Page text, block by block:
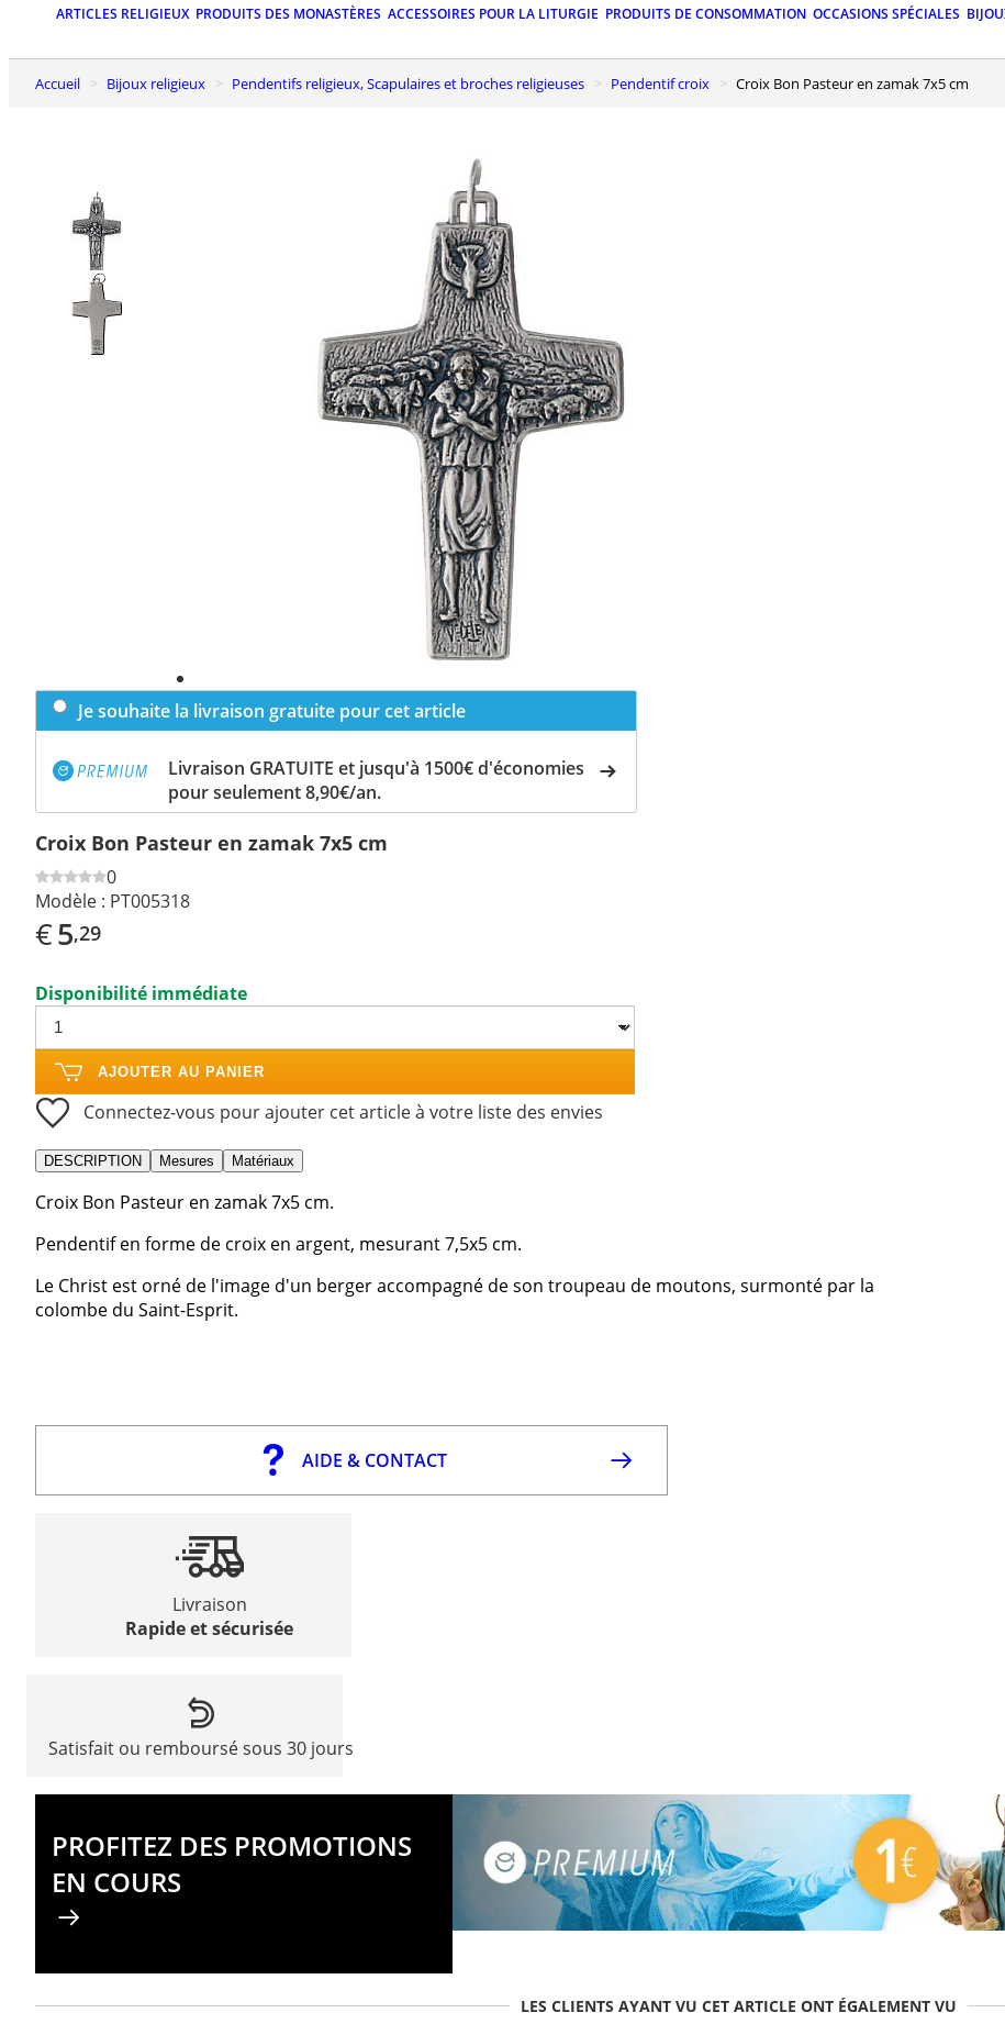
ARTICLES RELIGIEUX PRODUITS DES MONASTÈRES ACCESSOIRES POUR LA LITURGIE PRODUITS DE CONSOMMATION OCCASIONS SPÉCIALES
Accueil Bijoux religieux Pendentifs religieux, Scapulaires et broches religieuses Pendentif croix Croix Bon Pasteur en zamak 7x5 cm
Je souhaite la livraison gratuite pour cet article
Livraison GRATUITE et jusqu'à 1500€ d'économies
pour seulement 8,90€/an.
Croix Bon Pasteur en zamak 7x5 cm
0
Modèle : PT005318
€5,29
Disponibilité immédiate
AJOUTER AU PANIER
Connectez-vous pour ajouter cet article à votre liste des envies
DESCRIPTION Mesures Matériaux
Croix Bon Pasteur en zamak 7x5 cm.
Pendentif en forme de croix en argent, mesurant 7,5x5 cm.
Le Christ est orné de l'image d'un berger accompagné de son troupeau de moutons, surmonté par la
colombe du Saint-Esprit.
AIDE & CONTACT
Livraison
Rapide et sécurisée
Satisfait ou remboursé sous 30 jours
PROFITEZ DES PROMOTIONS
EN COURS
LES CLIENTS AYANT VU CET ARTICLE ONT ÉGALEMENT VU